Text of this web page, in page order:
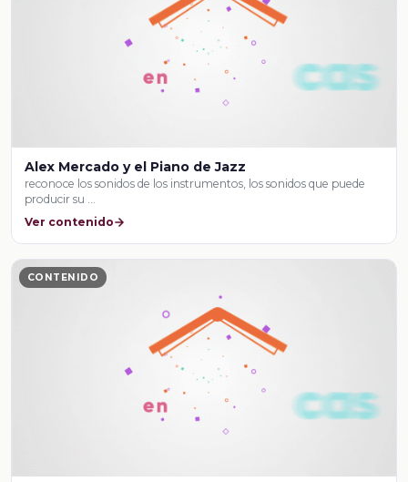
Alex Mercado y el Piano de Jazz
reconoce los sonidos de los instrumentos, los sonidos que puede
producir su …
Ver contenido
CONTENIDO